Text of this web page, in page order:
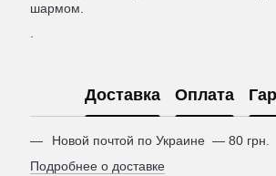
шармом.
Доставка Оплата
Новой почтой по Украине — 80 грн.
Подробнее о доставке